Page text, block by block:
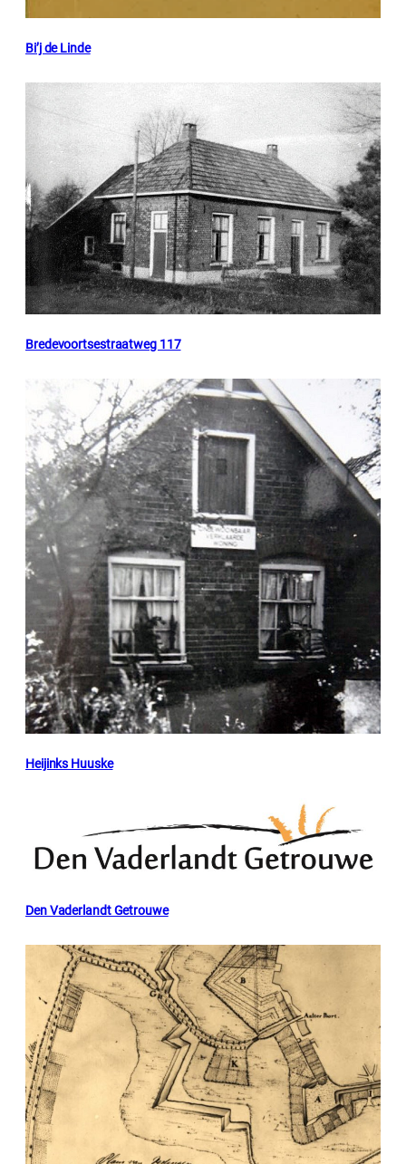
Bi’j de Linde
Bredevoortsestraatweg 117
Heijinks Huuske
Den Vaderlandt Getrouwe